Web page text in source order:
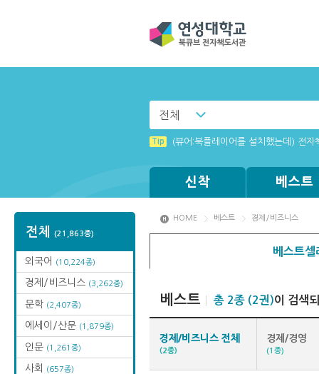
전체
Tip (뷰어:북플레이어를 설치했는데) 전자
Tip [003] 홈페이지_추천도서 기능 설정
신착 베스트
전체 (21,863종)
외국어 (10,224종)
경제/비즈니스 (3,262종)
문학 (2,407종)
에세이/산문 (1,879종)
인문 (1,261종)
사회 (657종)
HOME 베스트 경제/비즈니스
베스트
베스트 총 2종 (2권)이 검색
경제/비즈니스 전체
(2종)
경제/경영
(1종)